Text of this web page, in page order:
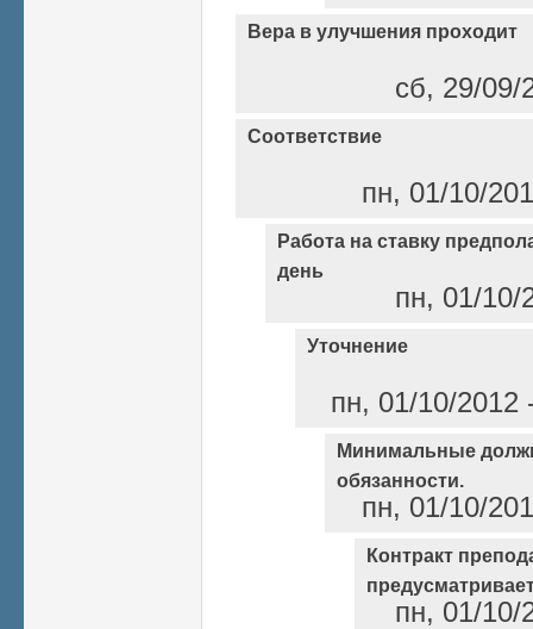
Вера в улучшения проходит
сб, 29/
Соответствие
пн, 01/10/
Работа на ставку
день
пн, 01/
Уточнение
пн, 01/10/
Минимальные
обязанности.
пн, 01/10/
Контракт
пн, 01/